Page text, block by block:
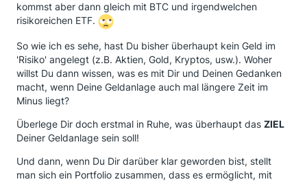
2-3% würde ich auch zocken, z.B. Bitcoins
5-10% vielleicht risikoreichere ETFs
Vorsorgewohnung kommt für mich nicht in Frage
Ich freue mich über Ideen, Anregungen, Fragen (die
mir beim Denken helfen), Kritik, unterschiedliche
Meinungen .......
kommst aber dann gleich mit BTC und irgendwelchen
risikoreichen ETF.
So wie ich es sehe, hast Du bisher überhaupt kein Geld im
'Risiko' angelegt (z.B. Aktien, Gold, Kryptos, usw.). Woher
willst Du dann wissen, was es mit Dir und Deinen Gedanken
macht, wenn Deine Geldanlage auch mal längere Zeit im
Minus liegt?
Überlege Dir doch erstmal in Ruhe, was überhaupt das ZIEL
Deiner Geldanlage sein soll!
Und dann, wenn Du Dir darüber klar geworden bist, stellt
man sich ein Portfolio zusammen, dass es ermöglicht, mit